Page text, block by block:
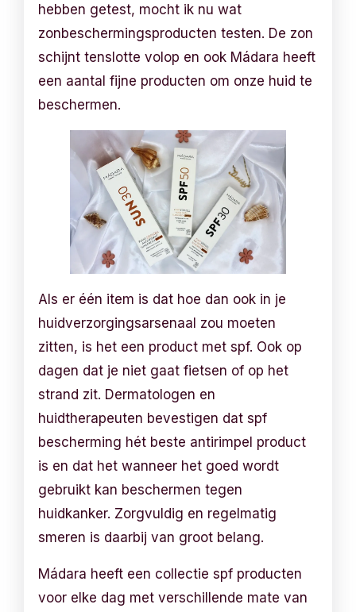
hebben getest, mocht ik nu wat
zonbeschermingsproducten testen. De zon
schijnt tenslotte volop en ook Mádara heeft
een aantal fijne producten om onze huid te
beschermen.
Als er één item is dat hoe dan ook in je
huidverzorgingsarsenaal zou moeten
zitten, is het een product met spf. Ook op
dagen dat je niet gaat fietsen of op het
strand zit. Dermatologen en
huidtherapeuten bevestigen dat spf
bescherming hét beste antirimpel product
is en dat het wanneer het goed wordt
gebruikt kan beschermen tegen
huidkanker. Zorgvuldig en regelmatig
smeren is daarbij van groot belang.
Mádara heeft een collectie spf producten
voor elke dag met verschillende mate van